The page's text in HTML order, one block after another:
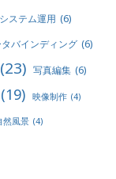
システム運用 (6)
バインディング (6)
(23) 写真編集 (6)
(19) 映像制作 (4)
然風景 (4)